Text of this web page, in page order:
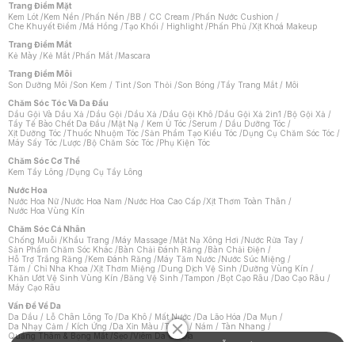
Trang Điểm Mặt
Kem Lót /Kem Nền /Phấn Nền /BB / CC Cream /Phấn Nước Cushion /
Che Khuyết Điểm /Má Hồng /Tạo Khối / Highlight /Phấn Phủ /Xịt Khoá Makeup
Trang Điểm Mắt
Kẻ Mày /Kẻ Mắt /Phấn Mắt /Mascara
Trang Điểm Môi
Son Dưỡng Môi /Son Kem / Tint /Son Thỏi /Son Bóng /Tẩy Trang Mắt / Môi
Chăm Sóc Tóc Và Da Đầu
Dầu Gội Và Dầu Xả /Dầu Gội /Dầu Xả /Dầu Gội Khô /Dầu Gội Xả 2in1 /Bộ Gội Xả /
Tẩy Tế Bào Chết Da Đầu /Mặt Nạ / Kem Ủ Tóc /Serum / Dầu Dưỡng Tóc /
Xịt Dưỡng Tóc /Thuốc Nhuộm Tóc /Sản Phẩm Tạo Kiểu Tóc /Dụng Cụ Chăm Sóc Tóc /
Máy Sấy Tóc /Lược /Bộ Chăm Sóc Tóc /Phụ Kiện Tóc
Chăm Sóc Cơ Thể
Kem Tẩy Lông /Dụng Cụ Tẩy Lông
Nước Hoa
Nước Hoa Nữ /Nước Hoa Nam /Nước Hoa Cao Cấp /Xịt Thơm Toàn Thân /
Nước Hoa Vùng Kín
Chăm Sóc Cá Nhân
Chống Muỗi /Khẩu Trang /Máy Massage /Mặt Nạ Xông Hơi /Nước Rửa Tay /
Sản Phẩm Chăm Sóc Khác /Bàn Chải Đánh Răng /Bàn Chải Điện /
Hỗ Trợ Trắng Răng /Kem Đánh Răng /Máy Tăm Nước /Nước Súc Miệng /
Tăm / Chỉ Nha Khoa /Xịt Thơm Miệng /Dung Dịch Vệ Sinh /Dưỡng Vùng Kín /
Khăn Ướt Vệ Sinh Vùng Kín /Băng Vệ Sinh /Tampon /Bọt Cạo Râu /Dao Cạo Râu /
Máy Cạo Râu
Vấn Đề Về Da
Da Dầu / Lỗ Chân Lông To /Da Khô / Mất Nước /Da Lão Hóa /Da Mụn /
Da Nhạy Cảm / Kích Ứng /Da Xỉn Màu /Thâm / Nám / Tàn Nhang /
Quầng Thâm & Bọng Mắt /Sẹo /Viêm Da Cơ Địa